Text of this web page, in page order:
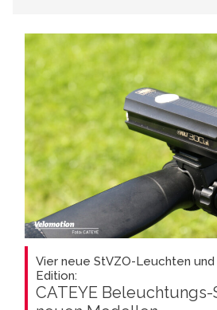
Vier neue StVZO-Leuchten
Edition:
CATEYE